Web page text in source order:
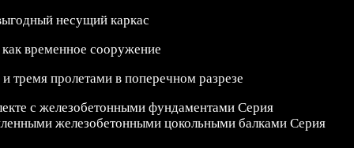
несущий каркас
временное сооружение
тремя пролетами в поперечном разрезе
с железобетонными фундаментами Серия
железобетонными цокольными балками Серия